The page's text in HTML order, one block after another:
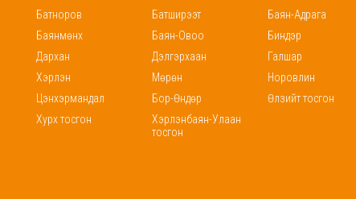
Батноров Батширээт Баян-Адрага
Баянмөнх
Баян-Овоо Биндэр
Дархан
Дэлгэрхаан Галшар
Хэрлэн
Мөрөн Норовлин
Цэнхэрмандал
Бор-Өндөр Өлзийт тосгон
Хурх тосгон
Хэрлэнбаян-Улаан
тосгон